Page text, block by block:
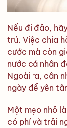
Nếu đi đảo,
trú. Việc chia
cước mà còn
nước cá nhân
Ngoài ra, cân
ngày để yên
Một mẹo nhỏ
có phí và trải